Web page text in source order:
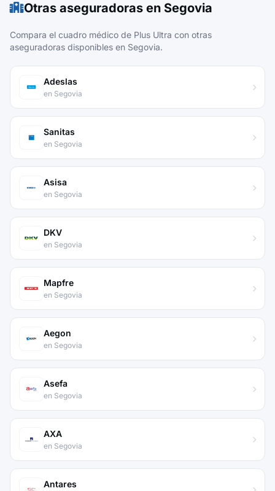
Otras aseguradoras en Segovia
Compara el cuadro médico de Plus Ultra con otras
aseguradoras disponibles en Segovia.
Adeslas
en Segovia
Sanitas
en Segovia
Asisa
en Segovia
DKV
en Segovia
Mapfre
en Segovia
Aegon
en Segovia
Asefa
en Segovia
AXA
en Segovia
Antares